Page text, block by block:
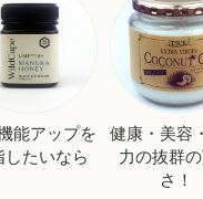
能アップを
したいなら
健康・美容
力の抜群
さ！